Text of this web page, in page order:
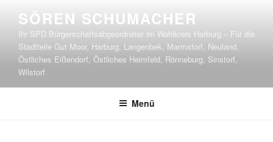
Inhalt
springen
SÖREN SCHUMACHER
Ihr SPD Bürgerschaftsabgeordneter im Wahlkreis Harburg – Für die
Stadtteile Gut Moor, Harburg, Langenbek, Marmstorf, Neuland,
Östliches Eißendorf, Östliches Heimfeld, Rönneburg, Sinstorf,
Wilstorf
Menü